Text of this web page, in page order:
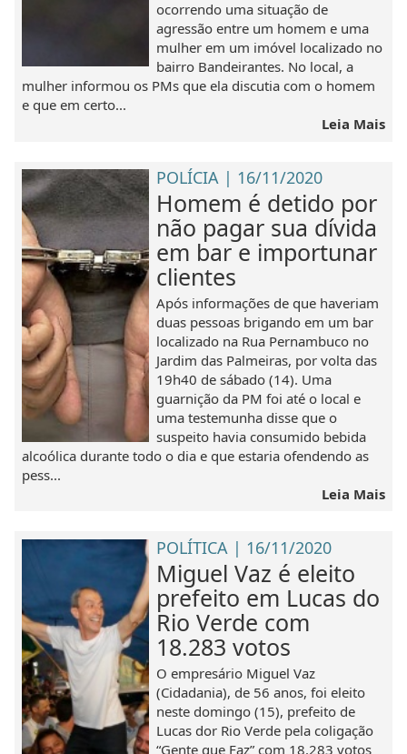
ocorrendo uma situação de
agressão entre um homem e uma
mulher em um imóvel localizado no
bairro Bandeirantes. No local, a
mulher informou os PMs que ela discutia com o homem
e que em certo...
Leia Mais
POLÍCIA | 16/11/2020
Homem é detido por
não pagar sua dívida
em bar e importunar
clientes
Após informações de que haveriam
duas pessoas brigando em um bar
localizado na Rua Pernambuco no
Jardim das Palmeiras, por volta das
19h40 de sábado (14). Uma
guarnição da PM foi até o local e
uma testemunha disse que o
suspeito havia consumido bebida
alcoólica durante todo o dia e que estaria ofendendo as
pess...
Leia Mais
POLÍTICA | 16/11/2020
Miguel Vaz é eleito
prefeito em Lucas do
Rio Verde com
18.283 votos
O empresário Miguel Vaz
(Cidadania), de 56 anos, foi eleito
neste domingo (15), prefeito de
Lucas dor Rio Verde pela coligação
“Gente que Faz” com 18.283 votos